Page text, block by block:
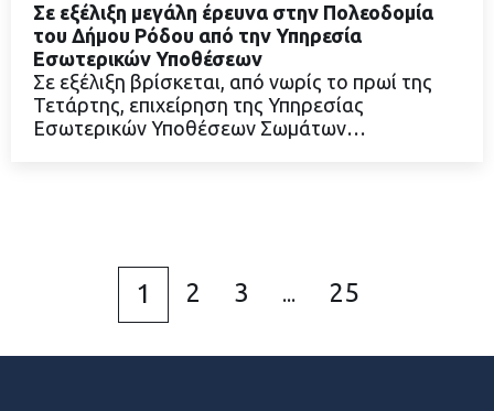
ΔΙΑΒΑΣΤΕ ΠΕΡΙΣΣΟΤΕΡΑ
Σε εξέλιξη μεγάλη έρευνα στην Πολεοδομία
του Δήμου Ρόδου από την Υπηρεσία
Εσωτερικών Υποθέσεων
Σε εξέλιξη βρίσκεται, από νωρίς το πρωί της
Τετάρτης, επιχείρηση της Υπηρεσίας
Εσωτερικών Υποθέσεων Σωμάτων…
1 2 3 ... 25